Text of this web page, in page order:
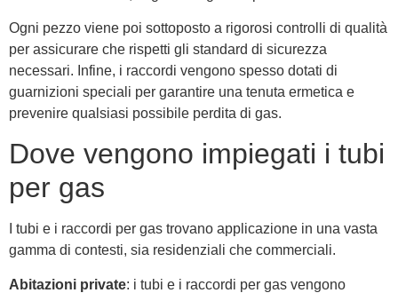
Ogni pezzo viene poi sottoposto a rigorosi controlli di qualità
per assicurare che rispetti gli standard di sicurezza
necessari. Infine, i raccordi vengono spesso dotati di
guarnizioni speciali per garantire una tenuta ermetica e
prevenire qualsiasi possibile perdita di gas.
Dove vengono impiegati i tubi
per gas
I tubi e i raccordi per gas trovano applicazione in una vasta
gamma di contesti, sia residenziali che commerciali.
Abitazioni private: i tubi e i raccordi per gas vengono